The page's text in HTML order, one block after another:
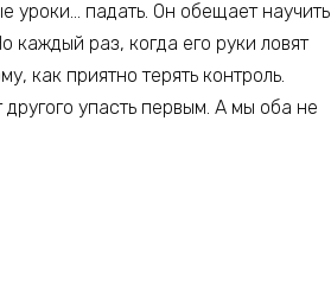
уроки… падать. Он обещает научить
каждый раз, когда его руки ловят
как приятно терять контроль.
другого упасть первым. А мы оба не